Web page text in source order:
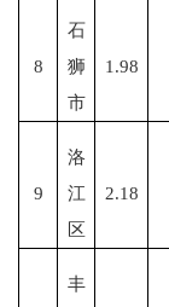
8
石
狮
市
1.98
9
洛
江
区
2.18
丰